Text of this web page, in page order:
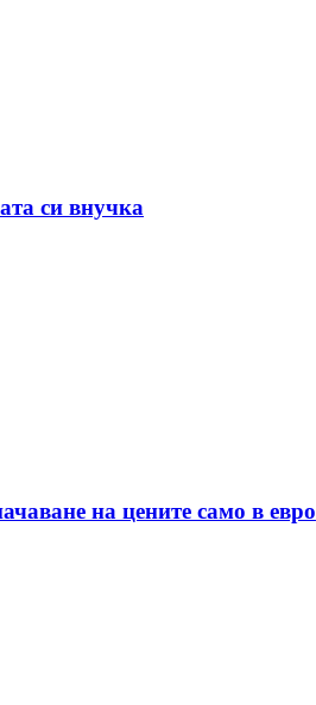
си внучка
на цените само в евро